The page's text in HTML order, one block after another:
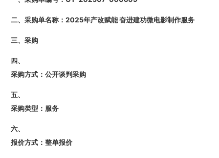
二、采购单名称： 2025年产改赋能 奋进建功微电影制作服务
三、采购
四、
采购方式： 公开谈判采购
五、
采购类型： 服务
六、
报价方式： 整单报价